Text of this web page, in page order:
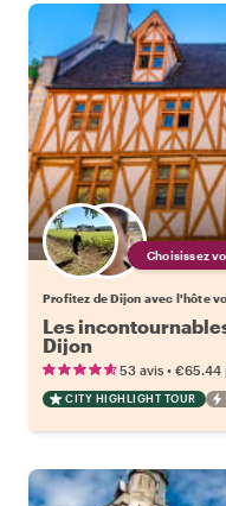
Choisissez
Profitez de Dijon avec l'hôte
Les
Dijon
53 avis • €65.44
CITY HIGHLIGHT TOUR